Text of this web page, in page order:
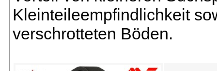
Kleinteileempfindlichkeit
verschrotteten Böden.